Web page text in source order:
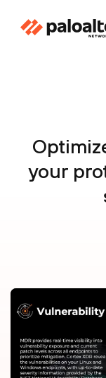
your